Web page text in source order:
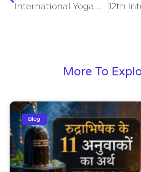
International Yoga Day 2026: भैरवगढ़ केंद्रीय जेल उज्जैन में 1000 बंदियों ने किया योग, रिकॉर्ड श्रेणी में दावा प्रस्तुत
More To
Blog